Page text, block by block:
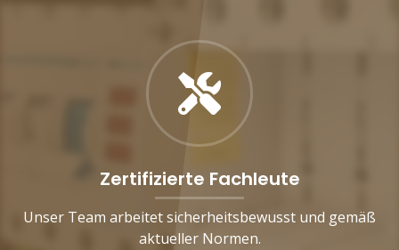
Zertifizierte Fachleute
Unser Team arbeitet sicherheitsbewusst und gemäß
aktueller Normen.